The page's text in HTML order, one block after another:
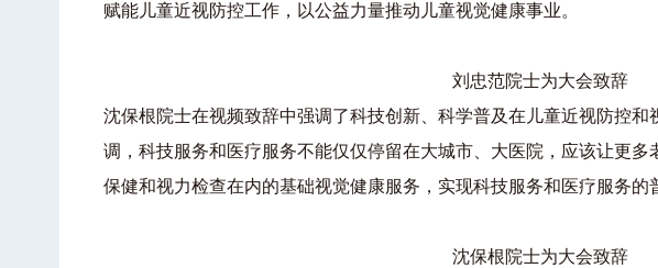
赋能儿童近视防控工作，以公益力量推动儿童视觉健康事业。
刘忠范院士为大会致辞
沈保根院士在视频致辞中强调了科技创新、科学普及在儿童近视防控
调，科技服务和医疗服务不能仅仅停留在大城市、大医院，应该让更
保健和视力检查在内的基础视觉健康服务，实现科技服务和医疗服务的
沈保根院士为大会致辞